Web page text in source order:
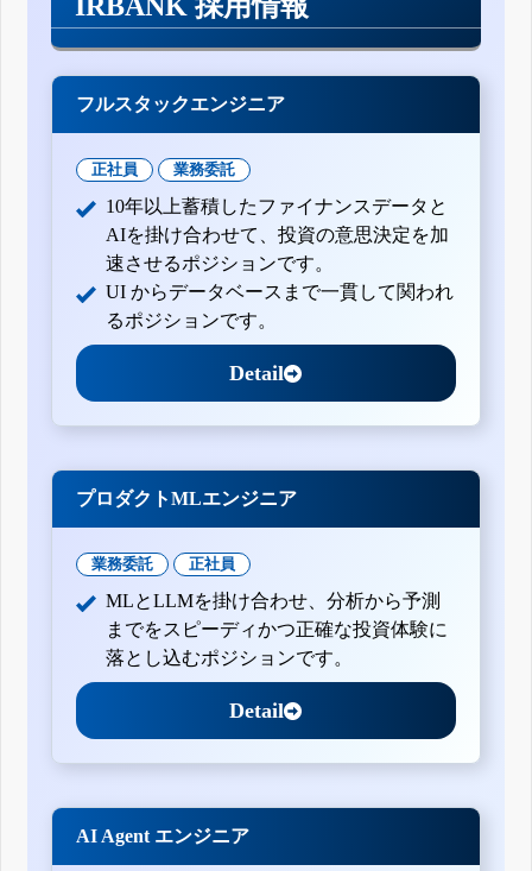
フルスタックエンジニア
正社員 業務委託
10年以上蓄積したファイナンスデータと
AIを掛け合わせて、投資の意思決定を加
速させるポジションです。
UI からデータベースまで一貫して関われ
るポジションです。
Detail
プロダクトMLエンジニア
業務委託 正社員
MLとLLMを掛け合わせ、分析から予測
までをスピーディかつ正確な投資体験に
落とし込むポジションです。
Detail
AI Agent エンジニア